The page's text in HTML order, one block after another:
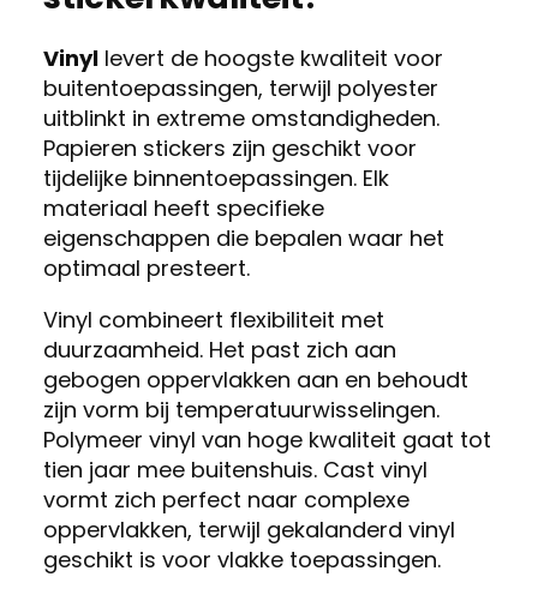
Vinyllevert de hoogste kwaliteit voor
buitentoepassingen, terwijl polyester
uitblinkt in extreme omstandigheden.
Papieren stickers zijn geschikt voor
tijdelijke binnentoepassingen. Elk
materiaal heeft specifieke
eigenschappen die bepalen waar het
optimaal presteert.
Vinyl combineert flexibiliteit met
duurzaamheid. Het past zich aan
gebogen oppervlakken aan en behoudt
zijn vorm bij temperatuurwisselingen.
Polymeer vinyl van hoge kwaliteit gaat tot
tien jaar mee buitenshuis. Cast vinyl
vormt zich perfect naar complexe
oppervlakken, terwijl gekalanderd vinyl
geschikt is voor vlakke toepassingen.